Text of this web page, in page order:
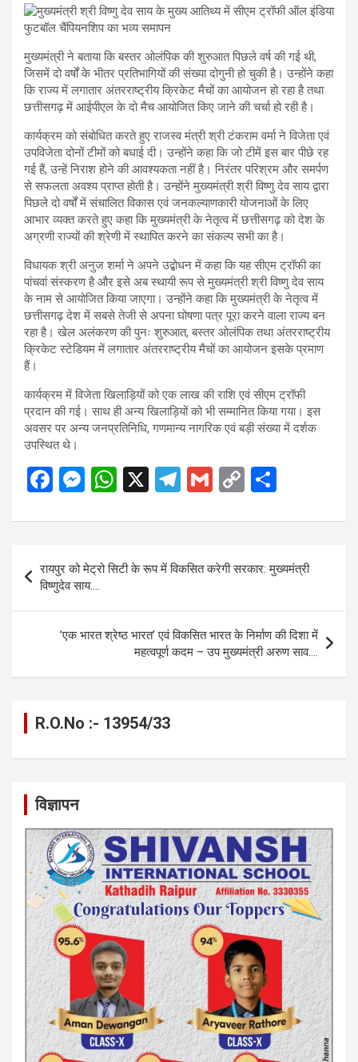
मुख्यमंत्री ने बताया कि बस्तर ओलंपिक की शुरुआत पिछले वर्ष की गई थी,
जिसमें दो वर्षों के भीतर प्रतिभागियों की संख्या दोगुनी हो चुकी है। उन्होंने कहा
कि राज्य में लगातार अंतरराष्ट्रीय क्रिकेट मैचों का आयोजन हो रहा है तथा
छत्तीसगढ़ में आईपीएल के दो मैच आयोजित किए जाने की चर्चा हो रही है।
कार्यक्रम को संबोधित करते हुए राजस्व मंत्री श्री टंकराम वर्मा ने विजेता एवं
उपविजेता दोनों टीमों को बधाई दी। उन्होंने कहा कि जो टीमें इस बार पीछे रह
गई हैं, उन्हें निराश होने की आवश्यकता नहीं है। निरंतर परिश्रम और समर्पण
से सफलता अवश्य प्राप्त होती है। उन्होंने मुख्यमंत्री श्री विष्णु देव साय द्वारा
पिछले दो वर्षों में संचालित विकास एवं जनकल्याणकारी योजनाओं के लिए
आभार व्यक्त करते हुए कहा कि मुख्यमंत्री के नेतृत्व में छत्तीसगढ़ को देश के
अग्रणी राज्यों की श्रेणी में स्थापित करने का संकल्प सभी का है।
विधायक श्री अनुज शर्मा ने अपने उद्बोधन में कहा कि यह सीएम ट्रॉफी का
पांचवां संस्करण है और इसे अब स्थायी रूप से मुख्यमंत्री श्री विष्णु देव साय
के नाम से आयोजित किया जाएगा। उन्होंने कहा कि मुख्यमंत्री के नेतृत्व में
छत्तीसगढ़ देश में सबसे तेजी से अपना घोषणा पत्र पूरा करने वाला राज्य बन
रहा है। खेल अलंकरण की पुनः शुरुआत, बस्तर ओलंपिक तथा अंतरराष्ट्रीय
क्रिकेट स्टेडियम में लगातार अंतरराष्ट्रीय मैचों का आयोजन इसके प्रमाण
हैं।
कार्यक्रम में विजेता खिलाड़ियों को एक लाख की राशि एवं सीएम ट्रॉफी
प्रदान की गई। साथ ही अन्य खिलाड़ियों को भी सम्मानित किया गया। इस
अवसर पर अन्य जनप्रतिनिधि, गणमान्य नागरिक एवं बड़ी संख्या में दर्शक
उपस्थित थे।
F
ce
o
o
k
M
se
n
g
er
W
at
s
A
p
p
X
T
e
gr
a
m
G
ail
C
py
n
k
ar
navigation
रायपुर को मेट्रो सिटी के रूप में विकसित करेगी सरकार: मुख्यमंत्री
विष्णुदेव साय….
’एक भारत श्रेष्ठ भारत’ एवं विकसित भारत के निर्माण की दिशा में
महत्वपूर्ण कदम – उप मुख्यमंत्री अरुण साव….
R.O.No :- 13954/33
विज्ञापन